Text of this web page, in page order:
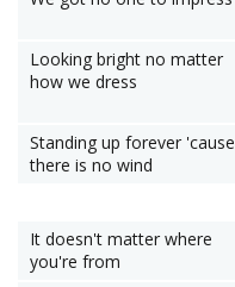
Looking bright no matter
how we dress
Standing up forever 'cause
there is no wind
It doesn't matter where
you're from